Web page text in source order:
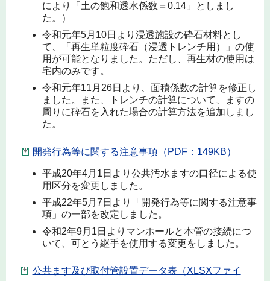
により「土の飽和透水係数＝0.14」としまし
た。）
令和元年5月10日より浸透施設の砕石材料とし
て、「再生単粒度砕石（浸透トレンチ用）」の使
用が可能となりました。ただし、再生材の使用は
宅内のみです。
令和元年11月26日より、面積係数の計算を修正し
ました。また、トレンチの計算について、ますの
周りに砕石を入れた場合の計算方法を追加しまし
た。
開発行為等に関する注意事項（PDF：149KB）
平成20年4月1日より公共汚水ますの口径による使
用区分を変更しました。
平成22年5月7日より「開発行為等に関する注意事
項」の一部を改定しました。
令和2年9月1日よりマンホールと本管の接続につ
いて、可とう継手を使用する変更をしました。
公共ます及び取付管設置データ表（XLSXファイ